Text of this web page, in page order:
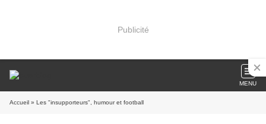
Publicité
MENU
Accueil » Les "insupporteurs", humour et football